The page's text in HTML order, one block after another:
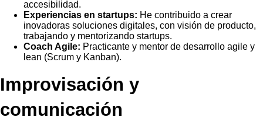
accesibilidad.
Experiencias en startups: He contribuido a crear
inovadoras soluciones digitales, con visión de producto,
trabajando y mentorizando startups.
Coach Agile: Practicante y mentor de desarrollo agile y
lean (Scrum y Kanban).
Improvisación y
comunicación